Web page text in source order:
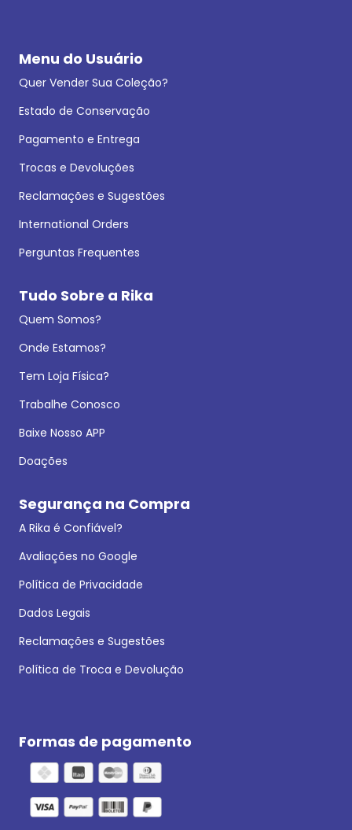
Menu do Usuário
Quer Vender Sua Coleção?
Estado de Conservação
Pagamento e Entrega
Trocas e Devoluções
Reclamações e Sugestões
International Orders
Perguntas Frequentes
Tudo Sobre a Rika
Quem Somos?
Onde Estamos?
Tem Loja Física?
Trabalhe Conosco
Baixe Nosso APP
Doações
Segurança na Compra
A Rika é Confiável?
Avaliações no Google
Política de Privacidade
Dados Legais
Reclamações e Sugestões
Política de Troca e Devolução
Formas de pagamento